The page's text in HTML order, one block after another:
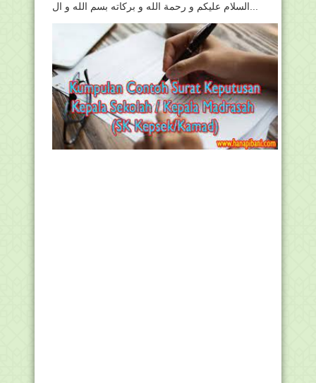
السلام عليكم و رحمة الله و بركاته بسم الله و ال...